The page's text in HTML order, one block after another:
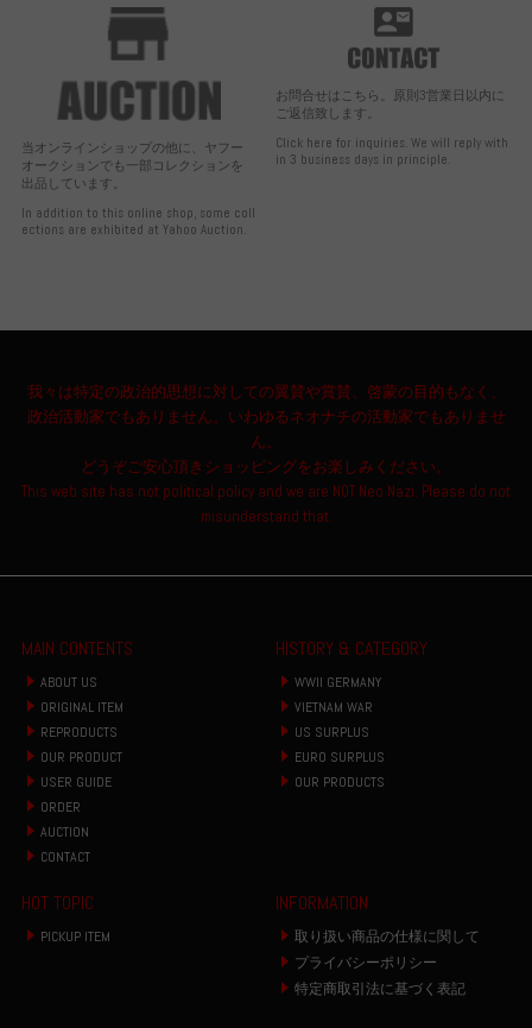
当オンラインショップの他に、ヤフー
オークションでも一部コレクションを
出品しています。
In addition to this online shop, some coll
ections are exhibited at Yahoo Auction.
お問合せはこちら。原則3営業日以内に
ご返信致します。
Click here for inquiries. We will reply with
in 3 business days in principle.
我々は特定の政治的思想に対しての翼賛や賞賛、啓蒙の目的もなく、
政治活動家でもありません。いわゆるネオナチの活動家でもありませ
ん。
どうぞご安心頂きショッピングをお楽しみください。
This web site has not political policy and we are NOT Neo Nazi. Please do not
misunderstand that.
MAIN CONTENTS
ABOUT US
ORIGINAL ITEM
REPRODUCTS
OUR PRODUCT
USER GUIDE
ORDER
AUCTION
CONTACT
HISTORY & CATEGORY
WWII GERMANY
VIETNAM WAR
US SURPLUS
EURO SURPLUS
OUR PRODUCTS
HOT TOPIC
PICKUP ITEM
INFORMATION
取り扱い商品の仕様に関して
プライバシーポリシー
特定商取引法に基づく表記